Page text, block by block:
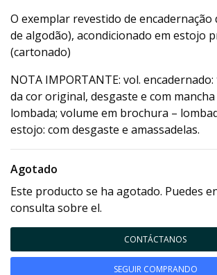
O exemplar revestido de
de algodão), acondicionado em estojo
(cartonado)
NOTA IMPORTANTE: vol.
da cor original, desgaste e com
lombada; volume em brochura –
estojo: com desgaste e amassadelas.
Agotado
Este producto se ha agotado. Puedes
consulta sobre el.
CONTÁCTANOS
SEGUIR COMPRANDO